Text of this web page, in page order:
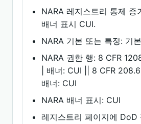
NARA 레지스트리 통제 증
배너 표시 CUI.
NARA 기본 또는 특정: 기본
NARA 권한 행: 8 CFR
| 배너: CUI || 8 CFR
배너: CUI
NARA 배너 표시: CUI
레지스트리 페이지에 DoD